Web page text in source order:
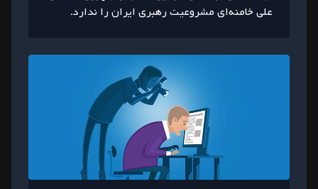
علی خامنه‌ای مشروعیت رهبری ایران را ندارد.